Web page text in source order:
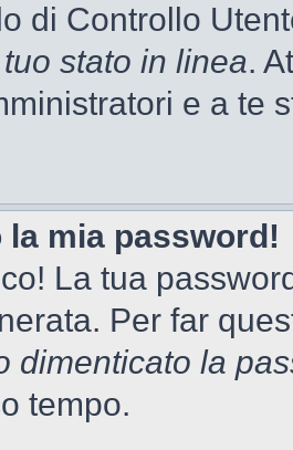
di Controllo
stato in linea.
e a te
la mia password!
La tua
Per far
dimenticato la
tempo.